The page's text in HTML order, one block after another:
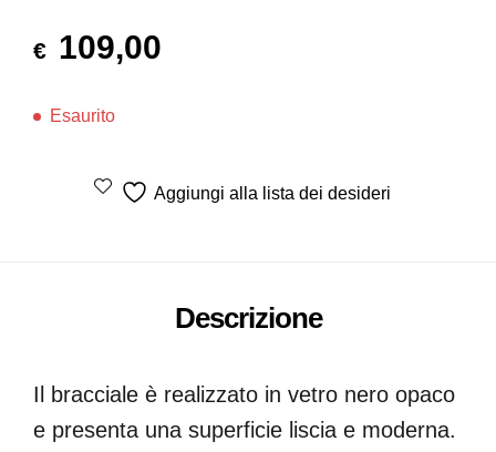
€ 109,00
Esaurito
Aggiungi alla lista dei desideri
Descrizione
Il bracciale è realizzato in vetro nero opaco
e presenta una superficie liscia e moderna.